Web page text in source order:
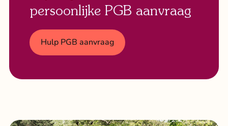
persoonlijke PGB aanvraag
Hulp PGB aanvraag